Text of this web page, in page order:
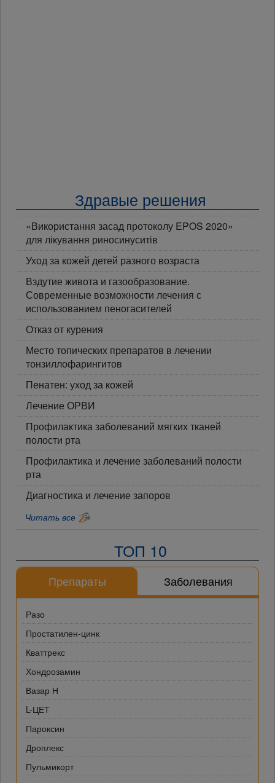
Здравые решения
«Використання засад протоколу EPOS 2020»
для лікування риносинуситів
Уход за кожей детей разного возраста
Вздутие живота и газообразование.
Современные возможности лечения с
использованием пеногасителей
Отказ от курения
Место топических препаратов в лечении
тонзиллофарингитов
Пенатен: уход за кожей
Лечение ОРВИ
Профилактика заболеваний мягких тканей
полости рта
Профилактика и лечение заболеваний полости
рта
Диагностика и лечение запоров
Читать все
ТОП 10
Препараты Заболевания
Разо
Простатилен-цинк
Кваттрекс
Хондрозамин
Вазар Н
L-ЦЕТ
Пароксин
Дроплекс
Пульмикорт